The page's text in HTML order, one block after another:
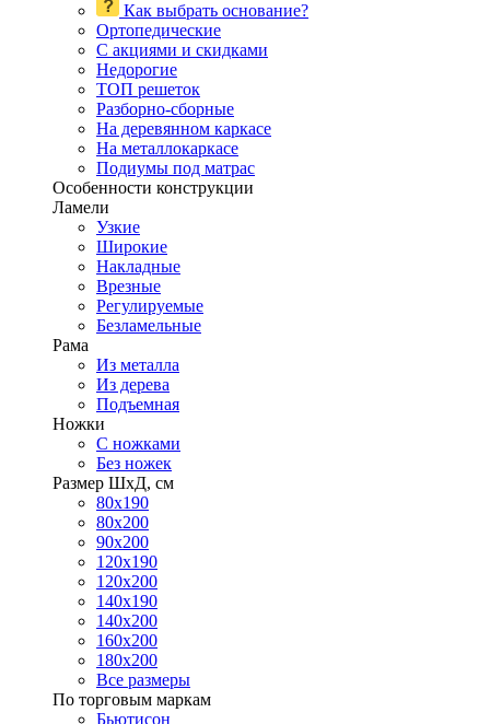
Как выбрать основание?
Ортопедические
С акциями и скидками
Недорогие
ТОП решеток
Разборно-сборные
На деревянном каркасе
На металлокаркасе
Подиумы под матрас
Особенности конструкции
Ламели
Узкие
Широкие
Накладные
Врезные
Регулируемые
Безламельные
Рама
Из металла
Из дерева
Подъемная
Ножки
С ножками
Без ножек
Размер ШхД, см
80х190
80х200
90х200
120х190
120х200
140х190
140х200
160х200
180х200
Все размеры
По торговым маркам
Бьютисон